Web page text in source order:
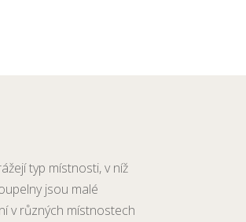
typ místnosti, v níž
jsou malé
v různých místnostech